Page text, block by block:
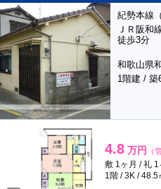
紀勢本線
ＪＲ阪和
徒歩3分
和歌山県
1階建 / 築
4.8 万円 （
敷 1ヶ月 / 礼 1
1階 / 3K / 48.5